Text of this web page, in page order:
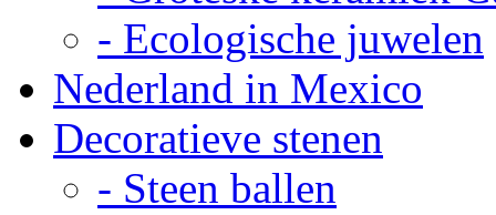
- Ecologische juwelen
Nederland in Mexico
Decoratieve stenen
- Steen ballen